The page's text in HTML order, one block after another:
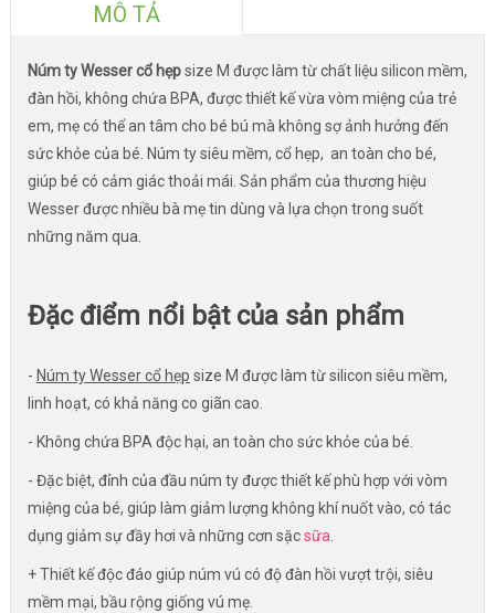
MÔ TẢ
Núm ty Wesser cổ hẹpsize M được làm từ chất liệu silicon mềm,
đàn hồi, không chứa BPA, được thiết kế vừa vòm miệng của trẻ
em, mẹ có thể an tâm cho bé bú mà không sợ ảnh hưởng đến
sức khỏe của bé. Núm ty siêu mềm, cổ hẹp, an toàn cho bé,
giúp bé có cảm giác thoải mái. Sản phẩm của thương hiệu
Wesser được nhiều bà mẹ tin dùng và lựa chọn trong suốt
những năm qua.
Đặc điểm nổi bật của sản phẩm
- Núm ty Wesser cổ hẹp size M được làm từ silicon siêu mềm,
linh hoạt, có khả năng co giãn cao.
- Không chứa BPA độc hại, an toàn cho sức khỏe của bé.
- Đặc biệt, đỉnh của đầu núm ty được thiết kế phù hợp với vòm
miệng của bé, giúp làm giảm lượng không khí nuốt vào, có tác
dụng giảm sự đầy hơi và những cơn sặcsữa
+ Thiết kế độc đáo giúp núm vú có độ đàn hồi vượt trội, siêu
mềm mại, bầu rộng giống vú mẹ.